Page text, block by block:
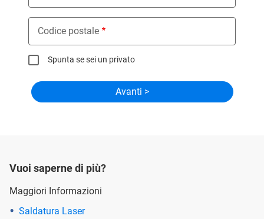
Codice postale
Spunta se sei un privato
Vuoi saperne di più?
Maggiori Informazioni
Saldatura Laser